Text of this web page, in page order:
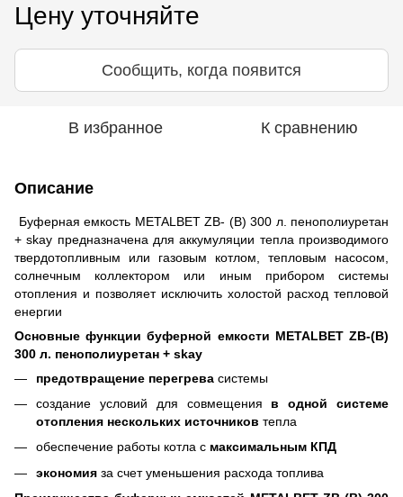
Цену уточняйте
Сообщить, когда появится
В избранное К сравнению
Описание
Буферная емкость METALBET ZB- (B) 300 л. пенополиуретан
+ skay предназначена для аккумуляции тепла производимого
твердотопливным или газовым котлом, тепловым насосом,
солнечным коллектором или иным прибором системы
отопления и позволяет исключить холостой расход тепловой
енергии
Основные функции буферной емкости METALBET ZB-(B)
300 л. пенополиуретан + skay
предотвращение перегрева системы
создание условий для совмещения в одной системе
отопления нескольких источников тепла
обеспечение работы котла с максимальным КПД
экономия за счет уменьшения расхода топлива